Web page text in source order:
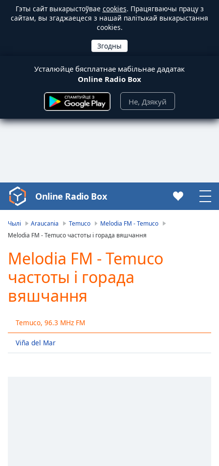
Гэты сайт выкарыстоўвае cookies. Працягваючы працу з
сайтам, вы згаджаецеся з нашай палітыкай выкарыстання
cookies.
Усталюйце бясплатнае мабільнае дадатак
Online Radio Box
Не, Дзякуй
Video
Player
loading.
Video
Play
Skip
Backward
Skip
Forward
Current
Time0:00
Duration-:-
Online Radio Box
Чылі Araucania Temuco
Melodia FM - Temuco
Melodia FM - Temuco частоты і горада вяшчання
Melodia FM - Temuco
частоты і горада
вяшчання
Temuco, 96.3 MHz FM
Viña del Mar